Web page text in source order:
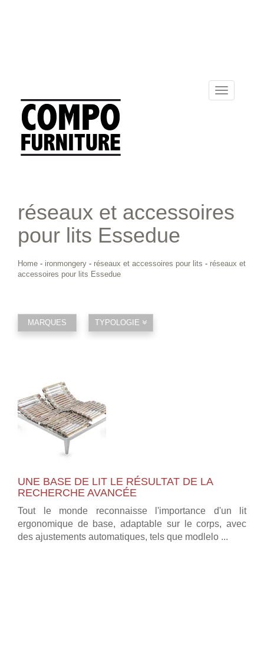
Toggle
navigation
réseaux et accessoires
pour lits Essedue
Home - ironmongery - réseaux et accessoires pour lits - réseaux et
accessoires pour lits Essedue
MARQUES TYPOLOGIE
UNE BASE DE LIT LE RÉSULTAT DE LA
RECHERCHE AVANCÉE
Tout le monde reconnaisse l'importance d'un lit
ergonomique de base, adaptable sur le corps, avec
des ajustements automatiques, tels que modlelo ...